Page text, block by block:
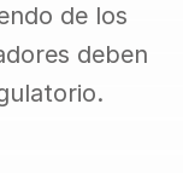
de los
deben